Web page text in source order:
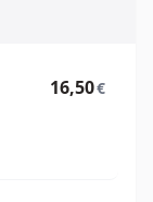
16,50€